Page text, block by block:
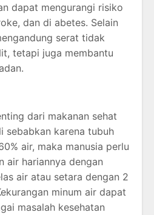
dapat mengurangi risiko
dan di abetes. Selain
serat tidak
tetapi juga membantu
dari makanan sehat
sebabkan karena tubuh
air, maka manusia perlu
air hariannya dengan
air atau setara dengan 2
minum air dapat
masalah kesehatan